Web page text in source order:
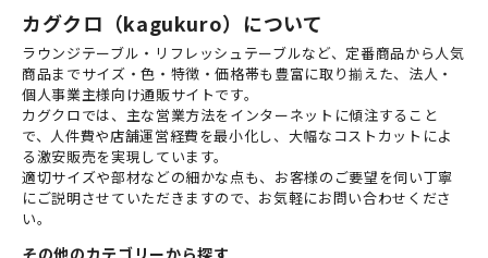
カグクロ（kagukuro）について
ラウンジテーブル・リフレッシュテーブルなど、定番商品から人気
商品までサイズ・色・特徴・価格帯も豊富に取り揃えた、法人・
個人事業主様向け通販サイトです。
カグクロでは、主な営業方法をインターネットに傾注すること
で、人件費や店舗運営経費を最小化し、大幅なコストカットによ
る激安販売を実現しています。
適切サイズや部材などの細かな点も、お客様のご要望を伺い丁寧
にご説明させていただきますので、お気軽にお問い合わせくださ
い。